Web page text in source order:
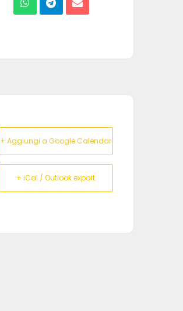
+ Aggiungi a Google Calendar
+ iCal / Outlook export